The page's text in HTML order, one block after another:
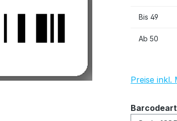
Bis 49
Ab 50
Preise inkl.
Barcodeart